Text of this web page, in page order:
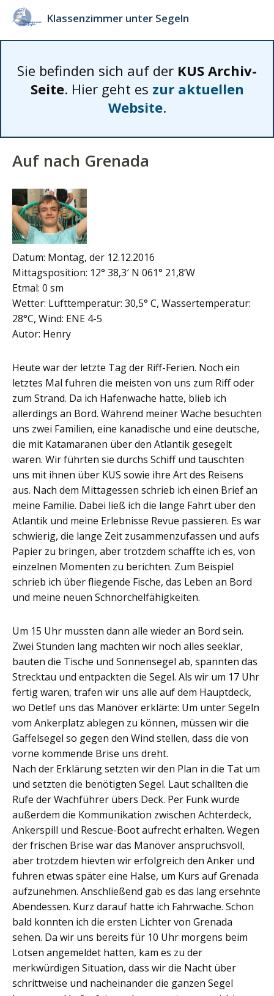
Klassenzimmer unter Segeln
Sie befinden sich auf der KUS Archiv-
Seite. Hier geht es zur aktuellen
Website.
Auf nach Grenada
Datum: Montag, der 12.12.2016
Mittagsposition: 12° 38,3′ N 061° 21,8’W
Etmal: 0 sm
Wetter: Lufttemperatur: 30,5° C, Wassertemperatur:
28°C, Wind: ENE 4-5
Autor: Henry
Heute war der letzte Tag der Riff-Ferien. Noch ein
letztes Mal fuhren die meisten von uns zum Riff oder
zum Strand. Da ich Hafenwache hatte, blieb ich
allerdings an Bord. Während meiner Wache besuchten
uns zwei Familien, eine kanadische und eine deutsche,
die mit Katamaranen über den Atlantik gesegelt
waren. Wir führten sie durchs Schiff und tauschten
uns mit ihnen über KUS sowie ihre Art des Reisens
aus. Nach dem Mittagessen schrieb ich einen Brief an
meine Familie. Dabei ließ ich die lange Fahrt über den
Atlantik und meine Erlebnisse Revue passieren. Es war
schwierig, die lange Zeit zusammenzufassen und aufs
Papier zu bringen, aber trotzdem schaffte ich es, von
einzelnen Momenten zu berichten. Zum Beispiel
schrieb ich über fliegende Fische, das Leben an Bord
und meine neuen Schnorchelfähigkeiten.
Um 15 Uhr mussten dann alle wieder an Bord sein.
Zwei Stunden lang machten wir noch alles seeklar,
bauten die Tische und Sonnensegel ab, spannten das
Strecktau und entpackten die Segel. Als wir um 17 Uhr
fertig waren, trafen wir uns alle auf dem Hauptdeck,
wo Detlef uns das Manöver erklärte: Um unter Segeln
vom Ankerplatz ablegen zu können, müssen wir die
Gaffelsegel so gegen den Wind stellen, dass die von
vorne kommende Brise uns dreht.
Nach der Erklärung setzten wir den Plan in die Tat um
und setzten die benötigten Segel. Laut schallten die
Rufe der Wachführer übers Deck. Per Funk wurde
außerdem die Kommunikation zwischen Achterdeck,
Ankerspill und Rescue-Boot aufrecht erhalten. Wegen
der frischen Brise war das Manöver anspruchsvoll,
aber trotzdem hievten wir erfolgreich den Anker und
fuhren etwas später eine Halse, um Kurs auf Grenada
aufzunehmen. Anschließend gab es das lang ersehnte
Abendessen. Kurz darauf hatte ich Fahrwache. Schon
bald konnten ich die ersten Lichter von Grenada
sehen. Da wir uns bereits für 10 Uhr morgens beim
Lotsen angemeldet hatten, kam es zu der
merkwürdigen Situation, dass wir die Nacht über
schrittweise und nacheinander die ganzen Segel